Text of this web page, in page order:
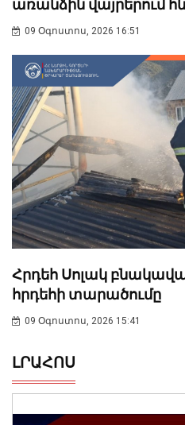
առանձին վայրերում
09 Օգոստոս, 2026 16:51
Հրդեհ Սոլակ
հրդեհի տարածումը
09 Օգոստոս, 2026 15:41
ԼՐԱՀՈՍ